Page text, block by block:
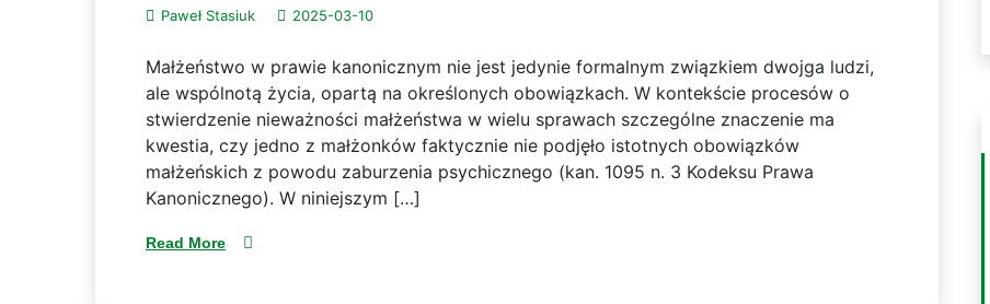
Paweł Stasiuk 2025-03-10
Małżeństwo w prawie kanonicznym nie jest jedynie formalnym związkiem dwojga ludzi,
ale wspólnotą życia, opartą na określonych obowiązkach. W kontekście procesów o
stwierdzenie nieważności małżeństwa w wielu sprawach szczególne znaczenie ma
kwestia, czy jedno z małżonków faktycznie nie podjęło istotnych obowiązków
małżeńskich z powodu zaburzenia psychicznego (kan. 1095 n. 3 Kodeksu Prawa
Kanonicznego). W niniejszym […]
Read More